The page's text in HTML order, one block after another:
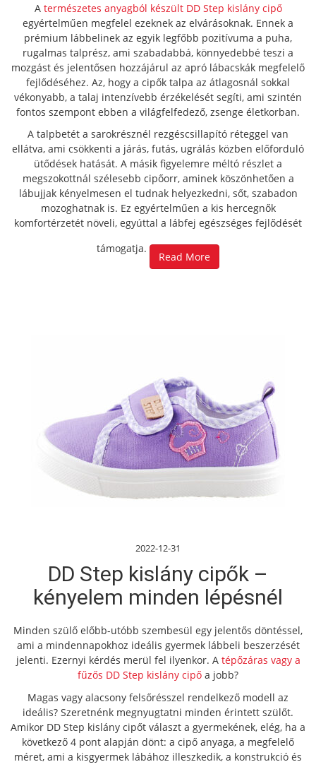
A természetes anyagból készült DD Step kislány cipő
egyértelműen megfelel ezeknek az elvárásoknak. Ennek a
prémium lábbelinek az egyik legfőbb pozitívuma a puha,
rugalmas talprész, ami szabadabbá, könnyedebbé teszi a
mozgást és jelentősen hozzájárul az apró lábacskák megfelelő
fejlődéséhez. Az, hogy a cipők talpa az átlagosnál sokkal
vékonyabb, a talaj intenzívebb érzékelését segíti, ami szintén
fontos szempont ebben a világfelfedező, zsenge életkorban.
A talpbetét a sarokrésznél rezgéscsillapító réteggel van
ellátva, ami csökkenti a járás, futás, ugrálás közben előforduló
ütődések hatását. A másik figyelemre méltó részlet a
megszokottnál szélesebb cipőorr, aminek köszönhetően a
lábujjak kényelmesen el tudnak helyezkedni, sőt, szabadon
mozoghatnak is. Ez egyértelműen a kis hercegnők
komfortérzetét növeli, egyúttal a lábfej egészséges fejlődését
támogatja.
Read More
2022-12-31
DD Step kislány cipők –
kényelem minden lépésnél
Minden szülő előbb-utóbb szembesül egy jelentős döntéssel,
ami a mindennapokhoz ideális gyermek lábbeli beszerzését
jelenti. Ezernyi kérdés merül fel ilyenkor. A tépőzáras vagy a
fűzős DD Step kislány cipő a jobb?
Magas vagy alacsony felsőrésszel rendelkező modell az
ideális? Szeretnénk megnyugtatni minden érintett szülőt.
Amikor DD Step kislány cipőt választ a gyermekének, elég, ha a
következő 4 pont alapján dönt: a cipő anyaga, a megfelelő
méret, ami a kisgyermek lábához illeszkedik, a konstrukció és